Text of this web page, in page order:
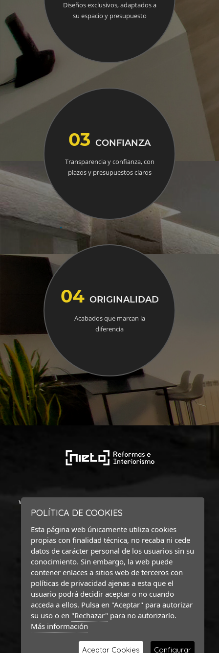
Diseños exclusivos, adaptados a
su espacio y presupuesto
03 CONFIANZA
Transparencia y confianza, con
plazos y presupuestos claros
04 ORIGINALIDAD
Acabados que marcan la
diferencia
Web financiada por la Unión Europea-Next Generation (EU) del
mecanismo de recuperación y resiliencia
POLÍTICA DE COOKIES
Esta página web únicamente utiliza cookies
propias con finalidad técnica, no recaba ni cede
datos de carácter personal de los usuarios sin su
conocimiento. Sin embargo, la web puede
contener enlaces a sitios web de terceros con
políticas de privacidad ajenas a esta que el
usuario podrá decidir aceptar o no cuando
acceda a ellos. Pulsa en "Aceptar" para autorizar
su uso o en "Rechazar" para no autorizarlo.
Más información
Aceptar Cookies Configurar